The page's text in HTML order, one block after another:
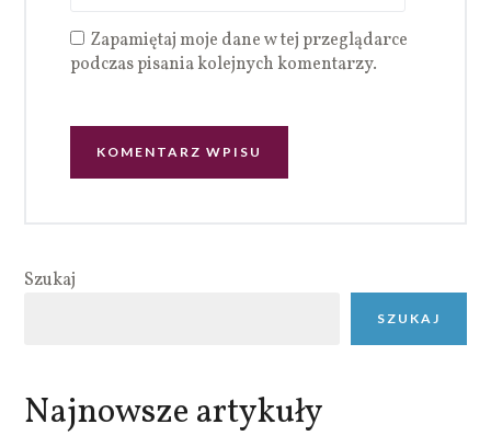
Zapamiętaj moje dane w tej przeglądarce
podczas pisania kolejnych komentarzy.
Szukaj
SZUKAJ
Najnowsze artykuły